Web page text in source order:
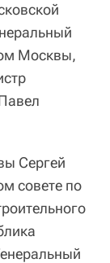
Москвы,
Сергей
совете по